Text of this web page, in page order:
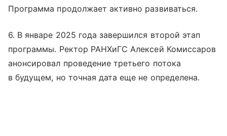
Программа продолжает активно развиваться.
6. В январе 2025 года завершился второй этап
программы. Ректор РАНХиГС Алексей Комиссаров
анонсировал проведение третьего потока
в будущем, но точная дата еще не определена.